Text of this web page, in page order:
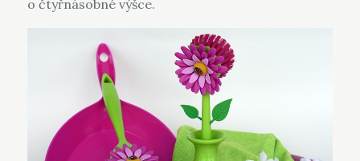
o čtyřnásobné výšce.